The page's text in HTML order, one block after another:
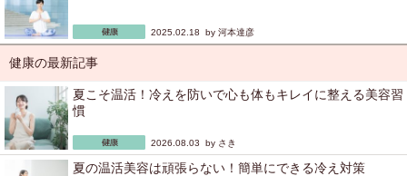
2025.02.18 by 河本達彦
健康の最新記事
夏こそ温活！冷えを防いで心も体もキレイに整える美容習
慣
2026.08.03 by さき
夏の温活美容は頑張らない！簡単にできる冷え対策